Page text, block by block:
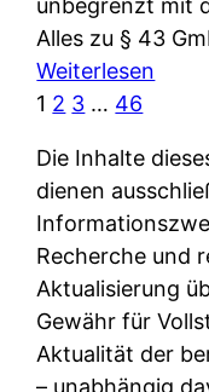
t
e
D
a
t
e
n
w
i
h
e
n
n
d
e
r
n
u
u
e
r
A
p
p
&
O
n
Alles zu § 43
Weiterlesen
b
H
-
M
y
t
h
1 2 3 … 46
Die Inhalte
dienen
Recherche und
Aktualisierung
Gewähr für
Aktualität der
– unabhängig